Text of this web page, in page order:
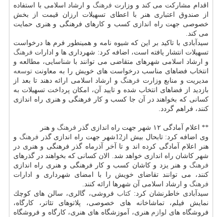
اقدام مشاركت می كند و وزارت فرهنگ و ارشاد اسلامی با استفاده
از صندوق اعتباری هنر با اعطای تسهیلات ارزان قیمت از بخش
خصوصی جهت راه اندازی كسب و كارهای فرهنگی و هنری حمایت
می كند.
سیدآبادی با تاكید بر این كه شیوه نامه و همینطور فرم ها درخواست
تسهیلات انتشار یافته است، اضافه كرد: شهرداری ها و ادارات فرهنگ
و ارشاد اسلامی شهرهای متقاضی می توانند با شناسایی، مطالعه و
انتخاب فضاهای مناسب درخواست های خویش را به معاونت توسعه
مدیریت و منابع وزارت فرهنگ و ارشاد اسلامی ارائه دهند تا بعد از
بازدید از فضاهای انتخاب شده و تایید آن، امكان پرداخت تسهیلات به
كسانی كه بخواهند در آن جا كسب و كار فرهنگی و هنری راه اندازی
كنند، فراهم گردد.
** اعلام آمادگی ۱۲ شهر جهت راه اندازی گذر فرهنگ و هنر
وی اضافه كرد: تابحال بیش از12شهر جهت راه اندازی گذر
فرهنگ و
هنر اعلام آمادگی كرده اند و تا آخر آذرماه گذر فرهنگی و هنری در
شهر كاشان راه اندازی خواهد شد. الان كسانی كه بخواهند در گذرهای
فرهنگ و هنر یزد و كاشان كسب و كار فرهنگی و هنری راه اندازی
كنند، می توانند تقاضای خویش را با امضای شهرداری و ادارات
فرهنگ و ارشاد اسلامی آن شهرها ارائه كنند.
سیدآبادی خاطرنشان كرد:كتاب فروشی، گالری، سالن های كوچك
نمایش فیلم، تماشاخانه های خصوصی، پلاتوهای تئاتر، كارگاه،
فروشگاه های لوازم هنری، آموزشگاه های هنری، كارگاه و فروشگاه